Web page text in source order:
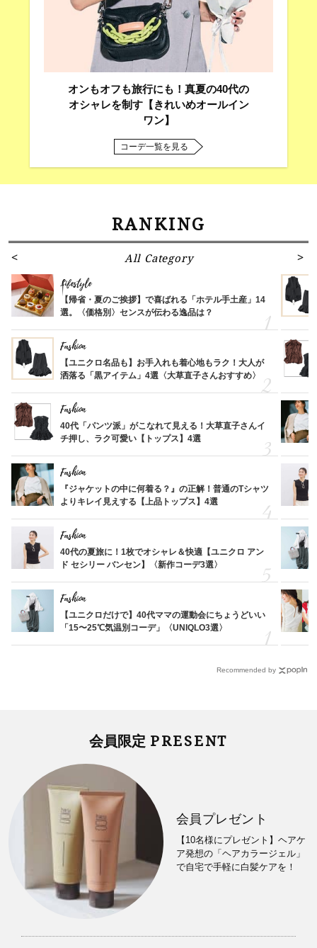
オンもオフも旅行にも！真夏の40代の
オシャレを制す【きれいめオールイン
ワン】
コーデ一覧を見る
RANKING
All Category
Lifestyle
【帰省・夏のご挨拶】で喜ばれる「ホテル手土産」14
選。〈価格別〉センスが伝わる逸品は？
Fashion
【ユニクロ名品も】お手入れも着心地もラク！大人が
洒落る「黒アイテム」4選〈大草直子さんおすすめ〉
Fashion
40代「パンツ派」がこなれて見える！大草直子さんイ
チ押し、ラク可愛い【トップス】4選
Fashion
『ジャケットの中に何着る？』の正解！普通のTシャツ
よりキレイ見えする【上品トップス】4選
Fashion
40代の夏旅に！1枚でオシャレ＆快適【ユニクロ アン
ド セシリー バンセン】〈新作コーデ3選〉
Fashion
【ユニクロだけで】40代ママの運動会にちょうどいい
「15〜25℃気温別コーデ」〈UNIQLO3選〉
Recommended by
会員限定 PRESENT
会員プレゼント
【10名様にプレゼント】ヘアケ
ア発想の「ヘアカラージェル」
で自宅で手軽に白髪ケアを！